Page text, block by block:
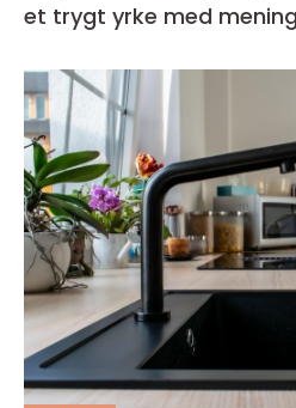
et trygt yrke med mening